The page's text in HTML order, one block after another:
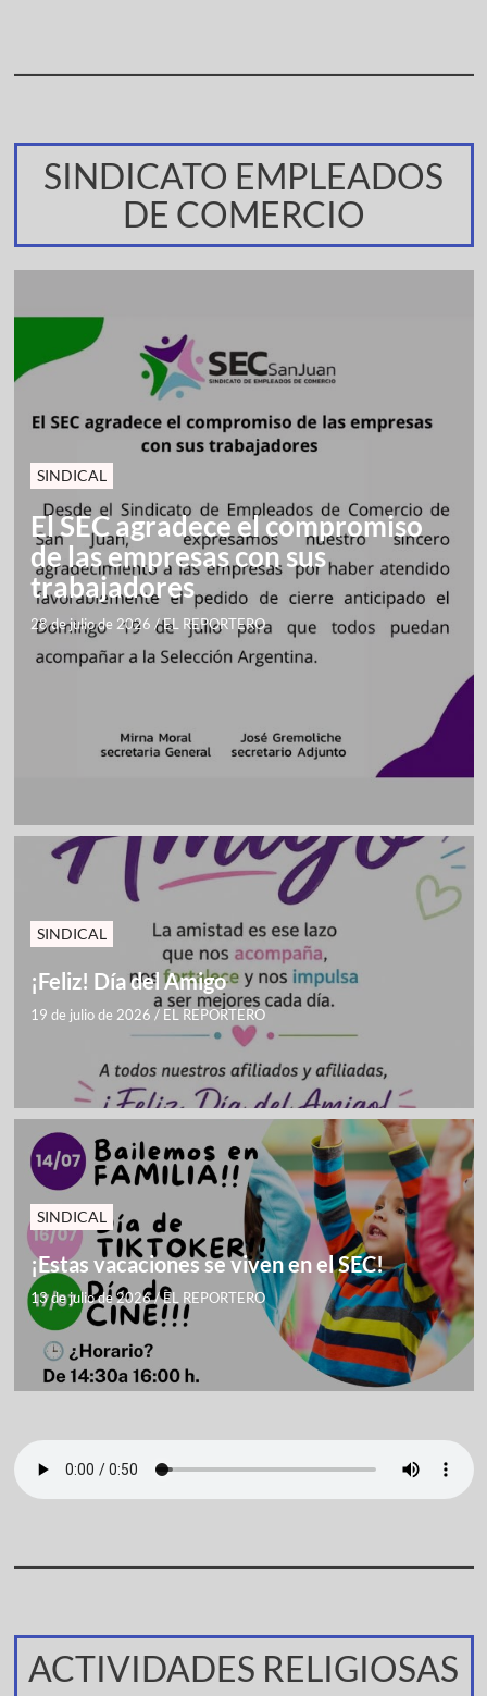
SINDICATO EMPLEADOS
DE COMERCIO
SINDICAL
El SEC agradece el compromiso
de las empresas con sus
trabajadores
28 de julio de 2026 /EL REPORTERO
SINDICAL
¡Feliz! Día del Amigo
19 de julio de 2026 / EL REPORTERO
SINDICAL
¡Estas vacaciones se viven en el SEC!
13 de julio de 2026/EL REPORTERO
ACTIVIDADES RELIGIOSAS